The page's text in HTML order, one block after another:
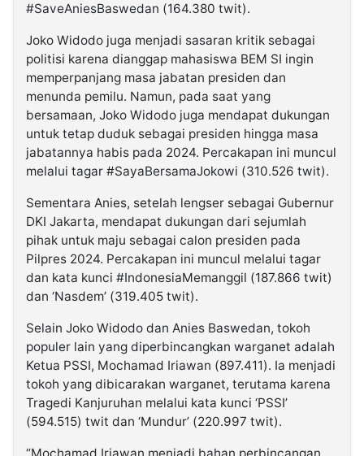
#SaveAniesBaswedan (164.380 twit).
Joko Widodo juga menjadi sasaran kritik sebagai
politisi karena dianggap mahasiswa BEM SI ingin
memperpanjang masa jabatan presiden dan
menunda pemilu. Namun, pada saat yang
bersamaan, Joko Widodo juga mendapat dukungan
untuk tetap duduk sebagai presiden hingga masa
jabatannya habis pada 2024. Percakapan ini muncul
melalui tagar #SayaBersamaJokowi (310.526 twit).
Sementara Anies, setelah lengser sebagai Gubernur
DKI Jakarta, mendapat dukungan dari sejumlah
pihak untuk maju sebagai calon presiden pada
Pilpres 2024. Percakapan ini muncul melalui tagar
dan kata kunci #IndonesiaMemanggil (187.866 twit)
dan ‘Nasdem’ (319.405 twit).
Selain Joko Widodo dan Anies Baswedan, tokoh
populer lain yang diperbincangkan warganet adalah
Ketua PSSI, Mochamad Iriawan (897.411). Ia menjadi
tokoh yang dibicarakan warganet, terutama karena
Tragedi Kanjuruhan melalui kata kunci ‘PSSI’
(594.515) twit dan ‘Mundur’ (220.997 twit).